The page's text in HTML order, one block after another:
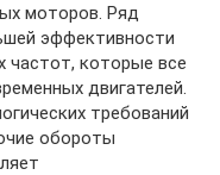
моторов. Ряд
эффективности
частот, которые все
двигателей.
требований
обороты